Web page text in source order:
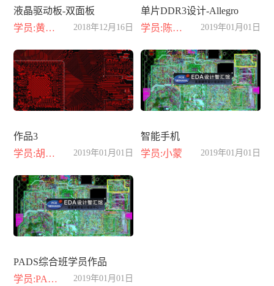
液晶驱动板-双面板
学员:黄晓丽
2018年12月16日
单片DDR3设计-Allegro
学员:陈小龙
2019年01月01日
作品3
学员:胡江豪
2019年01月01日
智能手机
学员:小蒙
2019年01月01日
PADS综合班学员作品
学员:PADS综合班
2019年01月01日